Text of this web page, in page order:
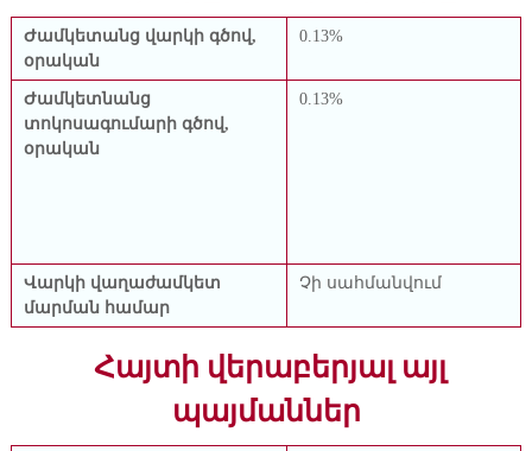
Ժամկետանց վարկի գծով,
օրական
0.13%
Ժամկետնանց
տոկոսագումարի գծով,
օրական
0.13%
Վարկի վաղաժամկետ
մարման համար
Չի սահմանվում
Հայտի վերաբերյալ այլ
պայմաններ